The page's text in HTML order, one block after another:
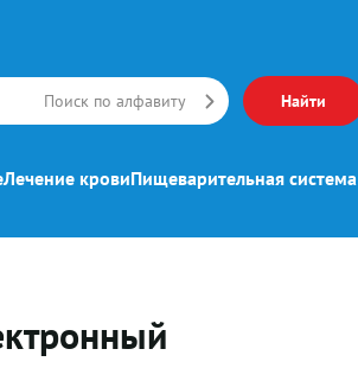
Поиск по алфавиту Найти
Лечение кровиПищеварительная система